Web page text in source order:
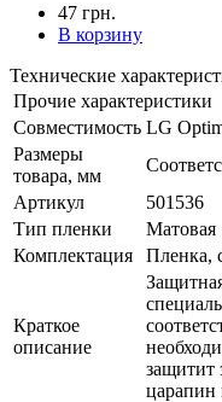
47 грн.
В корзину
Технические
Прочие характеристики
Совместимость LG
Размеры
товара, мм
Артикул
501536
Тип пленки
Матовая
Комплектация
Пленка,
Краткое
описание
защитит
царапин